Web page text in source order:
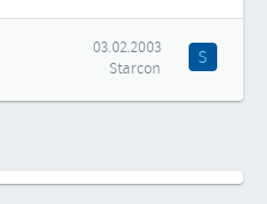
03.02.2003
Starcon
S